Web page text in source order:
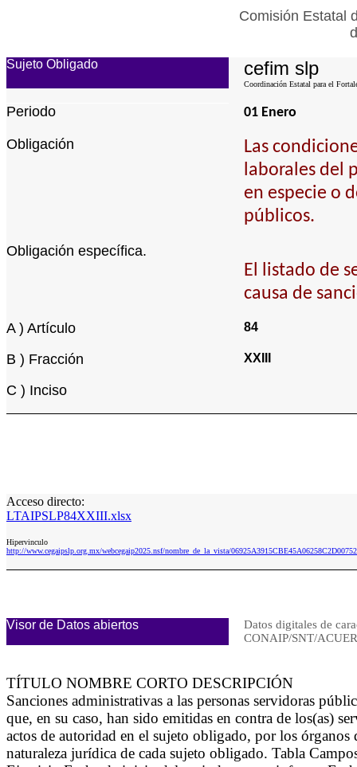
Comisión Estatal
Sujeto Obligado cefim slp
Coordinación Estatal para el
Periodo 01 Enero
Obligación
Las
laborales del
en especie o
públicos.
Obligación específica.
El listado de
causa de
A ) Artículo 84
B ) Fracción XXIII
C ) Inciso
Acceso directo:
LTAIPSLP84XXIII.xlsx
Hipervinculo
http://www.cegaipslp.org.mx/webcegaip2025.nsf/nombre_de_la_vista/
Visor de Datos abiertos
Datos digitales de
CONAIP/SNT/
TÍTULO NOMBRE CORTO DESCRIPCIÓN
Sanciones administrativas a las personas servidoras
que, en su caso, han sido emitidas en contra de los(as)
actos de autoridad en el sujeto obligado, por los
naturaleza jurídica de cada sujeto obligado. Tabla